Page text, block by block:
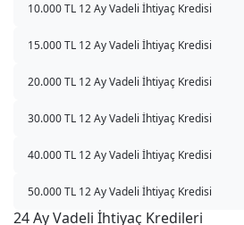
10.000 TL 12 Ay Vadeli İhtiyaç Kredisi
15.000 TL 12 Ay Vadeli İhtiyaç Kredisi
20.000 TL 12 Ay Vadeli İhtiyaç Kredisi
30.000 TL 12 Ay Vadeli İhtiyaç Kredisi
40.000 TL 12 Ay Vadeli İhtiyaç Kredisi
50.000 TL 12 Ay Vadeli İhtiyaç Kredisi
24 Ay Vadeli İhtiyaç Kredileri